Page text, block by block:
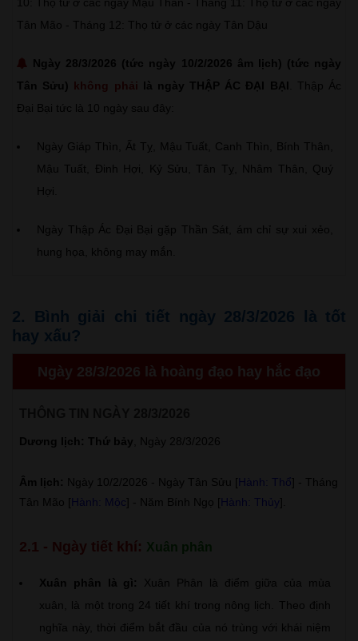
Tân Mão - Tháng 12: Thọ tử ở các ngày Tân Dậu
Ngày 28/3/2026 (tức ngày 10/2/2026 âm lịch) (tức ngày
Tân Sửu) không phải là ngày THẬP ÁC ĐẠI BẠI . Thập Ác
Đại Bại tức là 10 ngày sau đây:
Ngày Giáp Thìn, Ất Tỵ, Mậu Tuất, Canh Thìn, Bính Thân,
Mậu Tuất, Đinh Hợi, Kỷ Sửu, Tân Tỵ, Nhâm Thân, Quý
Hợi.
Ngày Thập Ác Đại Bại gặp Thần Sát, ám chỉ sự xui xẻo,
hung họa, không may mắn.
2. Bình giải chi tiết ngày 28/3/2026 là tốt
hay xấu?
Ngày 28/3/2026 là hoàng đạo hay hắc đạo
Dương lịch: Thứ bảy , Ngày 28/3/2026
Âm lịch: Ngày 10/2/2026 - Ngày Tân Sửu [ Hành: Thổ ] - Tháng
Tân Mão [ Hành: Mộc ] - Năm Bính Ngọ [ Hành: Thủy
2.1 - Ngày tiết khí: Xuân phân
Xuân phân là gì:
Xuân Phân là điểm giữa của mùa
xuân, là một trong 24 tiết khí trong nông lịch. Theo định
nghĩa này, thời điểm bắt đầu của nó trùng với khái niệm